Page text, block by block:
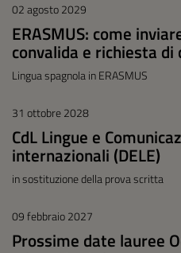
02 agosto 2029
ERASMUS: come
convalida e richiesta
Lingua spagnola in ERASMUS
31 ottobre 2028
CdL Lingue e
internazionali (DELE)
in sostituzione della prova scritta
09 febbraio 2027
Prossime date lauree